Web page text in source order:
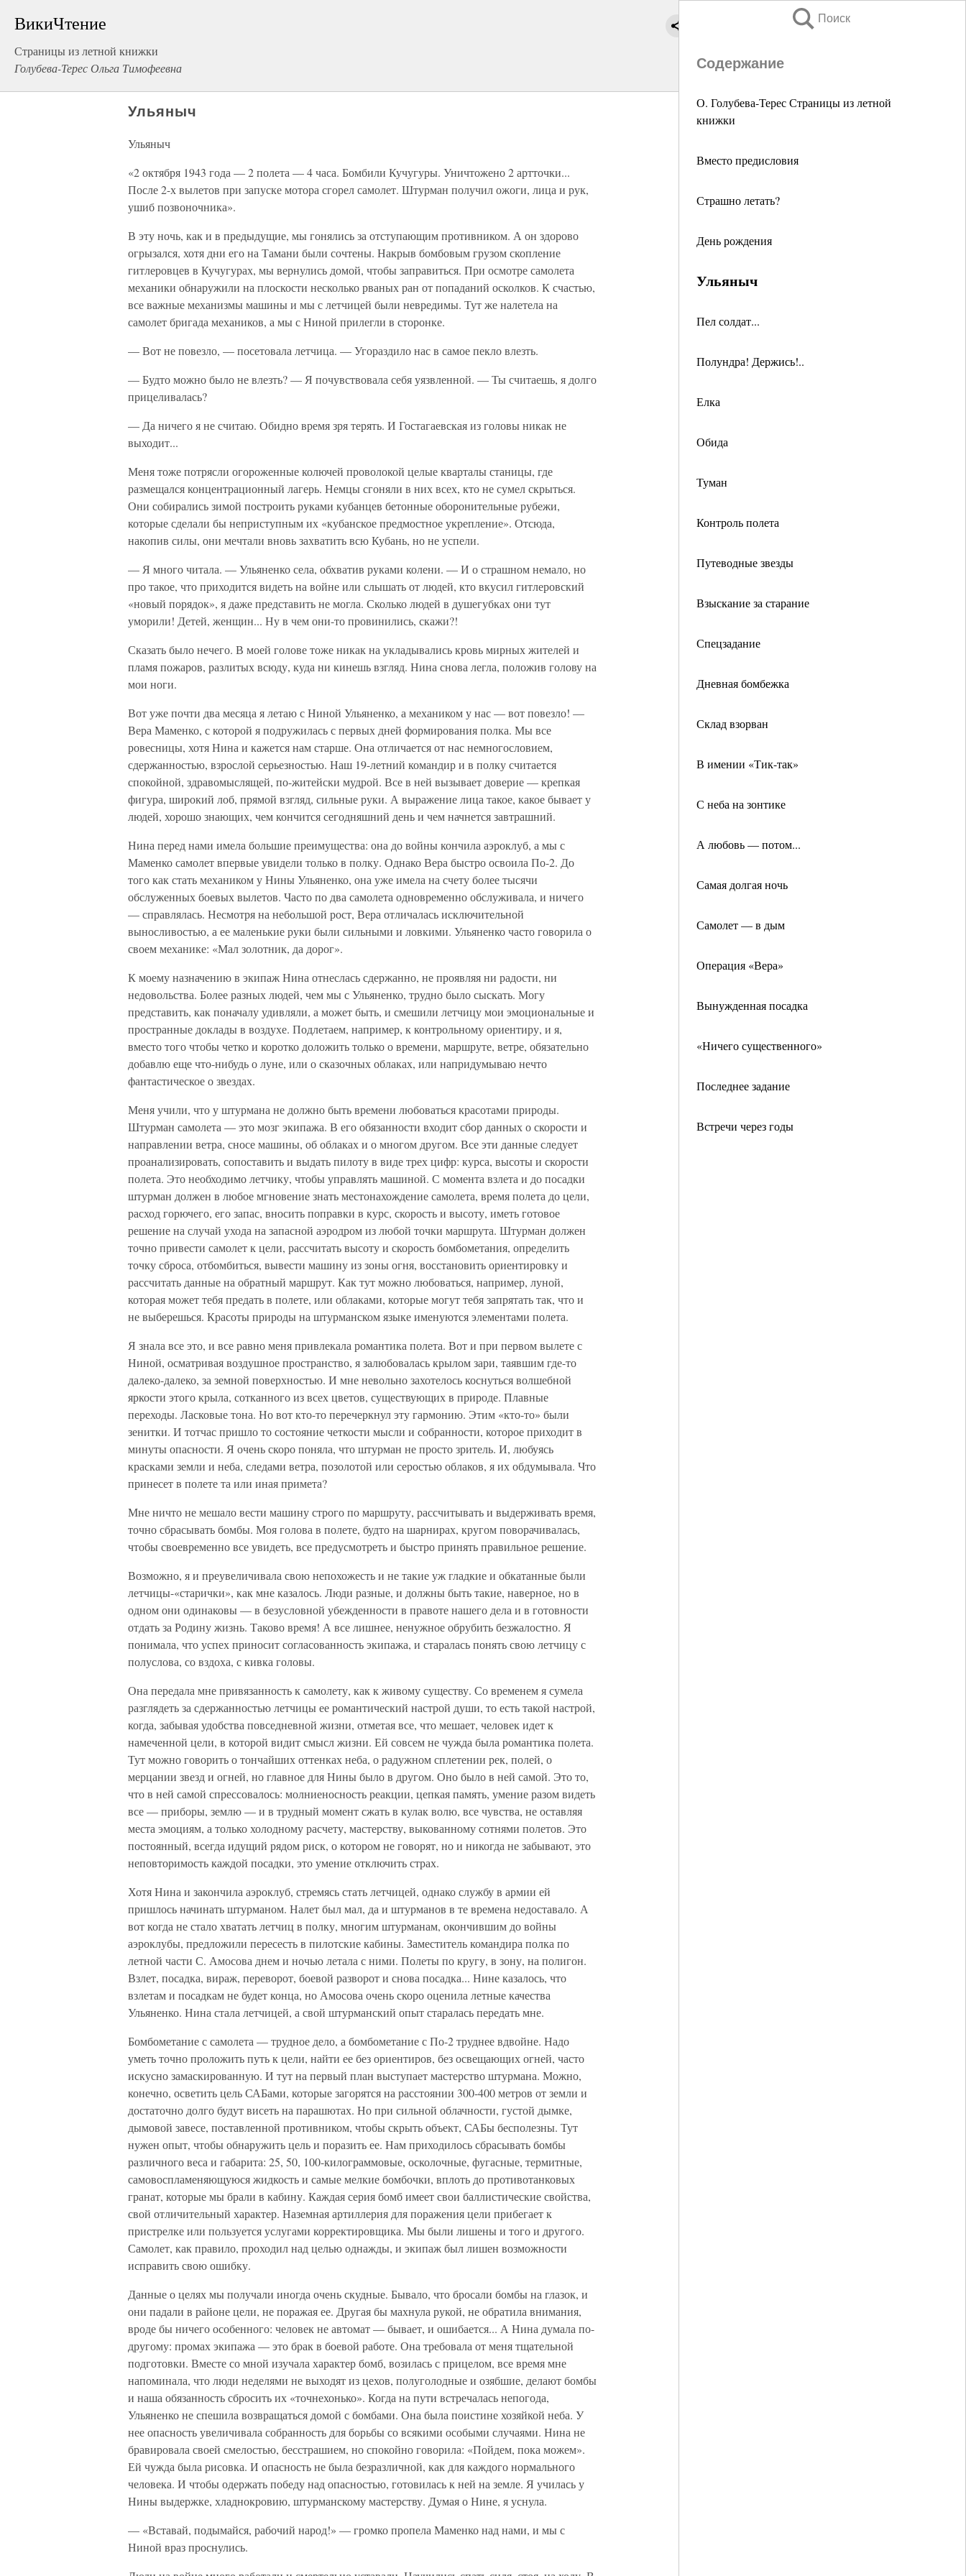
ВикиЧтение
Страницы из летной книжки
Голубева-Терес Ольга Тимофеевна
Поиск
Содержание
О. Голубева-Терес Страницы из летной
книжки
Вместо предисловия
Страшно летать?
День рождения
Ульяныч
Пел солдат...
Полундра! Держись!..
Елка
Обида
Туман
Контроль полета
Путеводные звезды
Взыскание за старание
Спецзадание
Дневная бомбежка
Склад взорван
В имении «Тик-так»
С неба на зонтике
А любовь — потом...
Самая долгая ночь
Самолет — в дым
Операция «Вера»
Вынужденная посадка
«Ничего существенного»
Последнее задание
Встречи через годы
Ульяныч
Ульяныч
«2 октября 1943 года — 2 полета — 4 часа. Бомбили Кучугуры. Уничтожено 2 артточки...
После 2-х вылетов при запуске мотора сгорел самолет. Штурман получил ожоги, лица и рук,
ушиб позвоночника».
В эту ночь, как и в предыдущие, мы гонялись за отступающим противником. А он здорово
огрызался, хотя дни его на Тамани были сочтены. Накрыв бомбовым грузом скопление
гитлеровцев в Кучугурах, мы вернулись домой, чтобы заправиться. При осмотре самолета
механики обнаружили на плоскости несколько рваных ран от попаданий осколков. К счастью,
все важные механизмы машины и мы с летчицей были невредимы. Тут же налетела на
самолет бригада механиков, а мы с Ниной прилегли в сторонке.
— Вот не повезло, — посетовала летчица. — Угораздило нас в самое пекло влезть.
— Будто можно было не влезть? — Я почувствовала себя уязвленной. — Ты считаешь, я долго
прицеливалась?
— Да ничего я не считаю. Обидно время зря терять. И Гостагаевская из головы никак не
выходит...
Меня тоже потрясли огороженные колючей проволокой целые кварталы станицы, где
размещался концентрационный лагерь. Немцы сгоняли в них всех, кто не сумел скрыться.
Они собирались зимой построить руками кубанцев бетонные оборонительные рубежи,
которые сделали бы неприступным их «кубанское предмостное укрепление». Отсюда,
накопив силы, они мечтали вновь захватить всю Кубань, но не успели.
— Я много читала. — Ульяненко села, обхватив руками колени. — И о страшном немало, но
про такое, что приходится видеть на войне или слышать от людей, кто вкусил гитлеровский
«новый порядок», я даже представить не могла. Сколько людей в душегубках они тут
уморили! Детей, женщин... Ну в чем они-то провинились, скажи?!
Сказать было нечего. В моей голове тоже никак на укладывались кровь мирных жителей и
пламя пожаров, разлитых всюду, куда ни кинешь взгляд. Нина снова легла, положив голову на
мои ноги.
Вот уже почти два месяца я летаю с Ниной Ульяненко, а механиком у нас — вот повезло! —
Вера Маменко, с которой я подружилась с первых дней формирования полка. Мы все
ровесницы, хотя Нина и кажется нам старше. Она отличается от нас немногословием,
сдержанностью, взрослой серьезностью. Наш 19-летний командир и в полку считается
спокойной, здравомыслящей, по-житейски мудрой. Все в ней вызывает доверие — крепкая
фигура, широкий лоб, прямой взгляд, сильные руки. А выражение лица такое, какое бывает у
людей, хорошо знающих, чем кончится сегодняшний день и чем начнется завтрашний.
Нина перед нами имела большие преимущества: она до войны кончила аэроклуб, а мы с
Маменко самолет впервые увидели только в полку. Однако Вера быстро освоила По-2. До
того как стать механиком у Нины Ульяненко, она уже имела на счету более тысячи
обслуженных боевых вылетов. Часто по два самолета одновременно обслуживала, и ничего
— справлялась. Несмотря на небольшой рост, Вера отличалась исключительной
выносливостью, а ее маленькие руки были сильными и ловкими. Ульяненко часто говорила о
своем механике: «Мал золотник, да дорог».
К моему назначению в экипаж Нина отнеслась сдержанно, не проявляя ни радости, ни
недовольства. Более разных людей, чем мы с Ульяненко, трудно было сыскать. Могу
представить, как поначалу удивляли, а может быть, и смешили летчицу мои эмоциональные и
пространные доклады в воздухе. Подлетаем, например, к контрольному ориентиру, и я,
вместо того чтобы четко и коротко доложить только о времени, маршруте, ветре, обязательно
добавлю еще что-нибудь о луне, или о сказочных облаках, или напридумываю нечто
фантастическое о звездах.
Меня учили, что у штурмана не должно быть времени любоваться красотами природы.
Штурман самолета — это мозг экипажа. В его обязанности входит сбор данных о скорости и
направлении ветра, сносе машины, об облаках и о многом другом. Все эти данные следует
проанализировать, сопоставить и выдать пилоту в виде трех цифр: курса, высоты и скорости
полета. Это необходимо летчику, чтобы управлять машиной. С момента взлета и до посадки
штурман должен в любое мгновение знать местонахождение самолета, время полета до цели,
расход горючего, его запас, вносить поправки в курс, скорость и высоту, иметь готовое
решение на случай ухода на запасной аэродром из любой точки маршрута. Штурман должен
точно привести самолет к цели, рассчитать высоту и скорость бомбометания, определить
точку сброса, отбомбиться, вывести машину из зоны огня, восстановить ориентировку и
рассчитать данные на обратный маршрут. Как тут можно любоваться, например, луной,
которая может тебя предать в полете, или облаками, которые могут тебя запрятать так, что и
не выберешься. Красоты природы на штурманском языке именуются элементами полета.
Я знала все это, и все равно меня привлекала романтика полета. Вот и при первом вылете с
Ниной, осматривая воздушное пространство, я залюбовалась крылом зари, таявшим где-то
далеко-далеко, за земной поверхностью. И мне невольно захотелось коснуться волшебной
яркости этого крыла, сотканного из всех цветов, существующих в природе. Плавные
переходы. Ласковые тона. Но вот кто-то перечеркнул эту гармонию. Этим «кто-то» были
зенитки. И тотчас пришло то состояние четкости мысли и собранности, которое приходит в
минуты опасности. Я очень скоро поняла, что штурман не просто зритель. И, любуясь
красками земли и неба, следами ветра, позолотой или серостью облаков, я их обдумывала. Что
принесет в полете та или иная примета?
Мне ничто не мешало вести машину строго по маршруту, рассчитывать и выдерживать время,
точно сбрасывать бомбы. Моя голова в полете, будто на шарнирах, кругом поворачивалась,
чтобы своевременно все увидеть, все предусмотреть и быстро принять правильное решение.
Возможно, я и преувеличивала свою непохожесть и не такие уж гладкие и обкатанные были
летчицы-«старички», как мне казалось. Люди разные, и должны быть такие, наверное, но в
одном они одинаковы — в безусловной убежденности в правоте нашего дела и в готовности
отдать за Родину жизнь. Таково время! А все лишнее, ненужное обрубить безжалостно. Я
понимала, что успех приносит согласованность экипажа, и старалась понять свою летчицу с
полуслова, со вздоха, с кивка головы.
Она передала мне привязанность к самолету, как к живому существу. Со временем я сумела
разглядеть за сдержанностью летчицы ее романтический настрой души, то есть такой настрой,
когда, забывая удобства повседневной жизни, отметая все, что мешает, человек идет к
намеченной цели, в которой видит смысл жизни. Ей совсем не чужда была романтика полета.
Тут можно говорить о тончайших оттенках неба, о радужном сплетении рек, полей, о
мерцании звезд и огней, но главное для Нины было в другом. Оно было в ней самой. Это то,
что в ней самой спрессовалось: молниеносность реакции, цепкая память, умение разом видеть
все — приборы, землю — и в трудный момент сжать в кулак волю, все чувства, не оставляя
места эмоциям, а только холодному расчету, мастерству, выкованному сотнями полетов. Это
постоянный, всегда идущий рядом риск, о котором не говорят, но и никогда не забывают, это
неповторимость каждой посадки, это умение отключить страх.
Хотя Нина и закончила аэроклуб, стремясь стать летчицей, однако службу в армии ей
пришлось начинать штурманом. Налет был мал, да и штурманов в те времена недоставало. А
вот когда не стало хватать летчиц в полку, многим штурманам, окончившим до войны
аэроклубы, предложили пересесть в пилотские кабины. Заместитель командира полка по
летной части С. Амосова днем и ночью летала с ними. Полеты по кругу, в зону, на полигон.
Взлет, посадка, вираж, переворот, боевой разворот и снова посадка... Нине казалось, что
взлетам и посадкам не будет конца, но Амосова очень скоро оценила летные качества
Ульяненко. Нина стала летчицей, а свой штурманский опыт старалась передать мне.
Бомбометание с самолета — трудное дело, а бомбометание с По-2 труднее вдвойне. Надо
уметь точно проложить путь к цели, найти ее без ориентиров, без освещающих огней, часто
искусно замаскированную. И тут на первый план выступает мастерство штурмана. Можно,
конечно, осветить цель САБами, которые загорятся на расстоянии 300-400 метров от земли и
достаточно долго будут висеть на парашютах. Но при сильной облачности, густой дымке,
дымовой завесе, поставленной противником, чтобы скрыть объект, САБы бесполезны. Тут
нужен опыт, чтобы обнаружить цель и поразить ее. Нам приходилось сбрасывать бомбы
различного веса и габарита: 25, 50, 100-килограммовые, осколочные, фугасные, термитные,
самовоспламеняющуюся жидкость и самые мелкие бомбочки, вплоть до противотанковых
гранат, которые мы брали в кабину. Каждая серия бомб имеет свои баллистические свойства,
свой отличительный характер. Наземная артиллерия для поражения цели прибегает к
пристрелке или пользуется услугами корректировщика. Мы были лишены и того и другого.
Самолет, как правило, проходил над целью однажды, и экипаж был лишен возможности
исправить свою ошибку.
Данные о целях мы получали иногда очень скудные. Бывало, что бросали бомбы на глазок, и
они падали в районе цели, не поражая ее. Другая бы махнула рукой, не обратила внимания,
вроде бы ничего особенного: человек не автомат — бывает, и ошибается... А Нина думала по-
другому: промах экипажа — это брак в боевой работе. Она требовала от меня тщательной
подготовки. Вместе со мной изучала характер бомб, возилась с прицелом, все время мне
напоминала, что люди неделями не выходят из цехов, полуголодные и озябшие, делают бомбы
и наша обязанность сбросить их «точнехонько». Когда на пути встречалась непогода,
Ульяненко не спешила возвращаться домой с бомбами. Она была поистине хозяйкой неба. У
нее опасность увеличивала собранность для борьбы со всякими особыми случаями. Нина не
бравировала своей смелостью, бесстрашием, но спокойно говорила: «Пойдем, пока можем».
Ей чужда была рисовка. И опасность не была безразличной, как для каждого нормального
человека. И чтобы одержать победу над опасностью, готовилась к ней на земле. Я училась у
Нины выдержке, хладнокровию, штурманскому мастерству. Думая о Нине, я уснула.
— «Вставай, подымайся, рабочий народ!» — громко пропела Маменко над нами, и мы с
Ниной враз проснулись.